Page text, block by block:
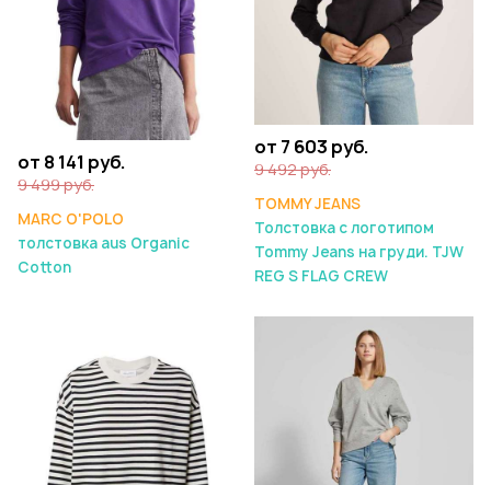
от 8 141 руб.
9 499 руб.
MARC O'POLO
толстовка aus Organic
Cotton
от 7 603 руб.
9 492 руб.
TOMMY JEANS
Толстовка с логотипом
Tommy Jeans на груди. TJW
REG S FLAG CREW